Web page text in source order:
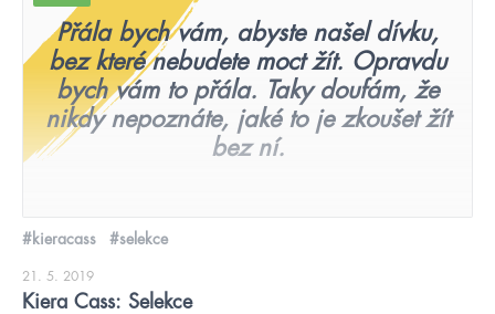
Přála bych vám, abyste našel dívku,
bez které nebudete moct žít. Opravdu
bych vám to přála. Taky doufám, že
nikdy nepoznáte, jaké to je zkoušet žít
bez ní.
#kieracass #selekce
21. 5. 2019
Kiera Cass: Selekce